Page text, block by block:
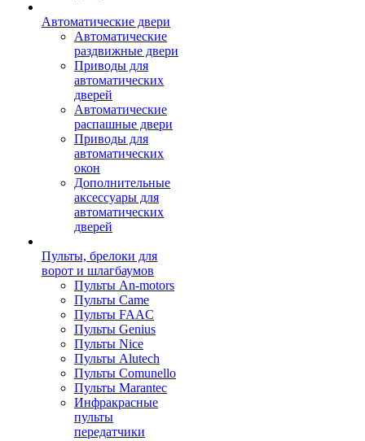
Автоматические двери
Автоматические
раздвижные двери
Приводы для
автоматических
дверей
Автоматические
распашные двери
Приводы для
автоматических
окон
Дополнительные
аксессуары для
автоматических
дверей
Пульты, брелоки для
ворот и шлагбаумов
Пульты An-motors
Пульты Came
Пульты FAAC
Пульты Genius
Пульты Nice
Пульты Alutech
Пульты Сomunello
Пульты Marantec
Инфракрасные
пульты
передатчики